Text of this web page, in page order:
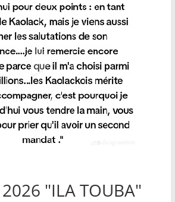
"ILA TOUBA"